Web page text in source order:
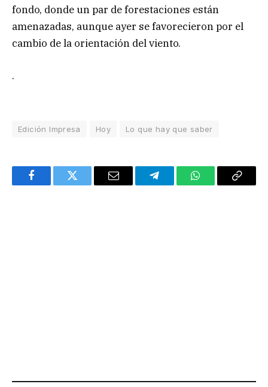
fondo, donde un par de forestaciones están
amenazadas, aunque ayer se favorecieron por el
cambio de la orientación del viento.
.
Edición Impresa Hoy Lo que hay que saber
FacebookTwitter Email TelegramWhatsAppCopy